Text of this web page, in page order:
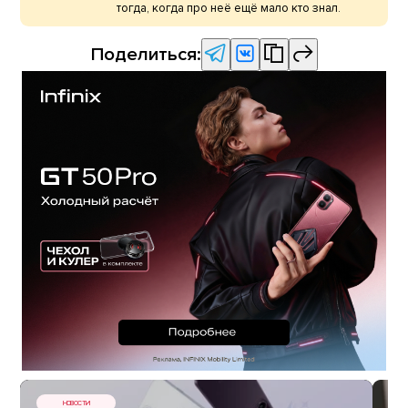
тогда, когда про неё ещё мало кто знал.
Поделиться:
НОВОСТИ